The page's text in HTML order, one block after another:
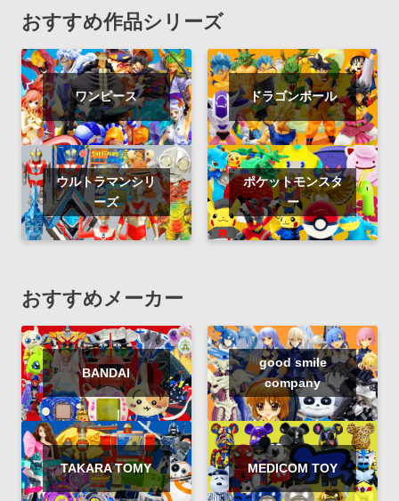
おすすめ作品シリーズ
ワンピース ドラゴンボール
ウルトラマンシリ
ーズ
ポケットモンスタ
ー
おすすめメーカー
BANDAI
good smile
company
TAKARA TOMY MEDICOM TOY